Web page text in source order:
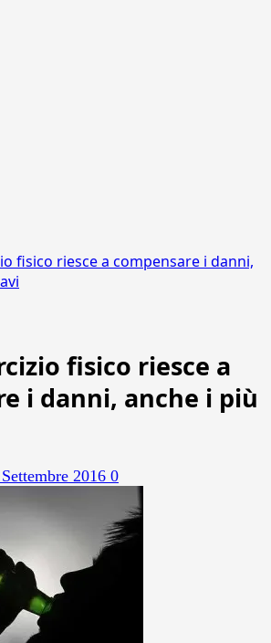
fisico riesce a compensare i danni,
fisico riesce a
i danni, anche i più
2016 0